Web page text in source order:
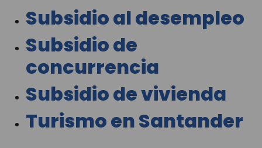
Subsidio al desempleo
Subsidio de
concurrencia
Subsidio de vivienda
Turismo en Santander